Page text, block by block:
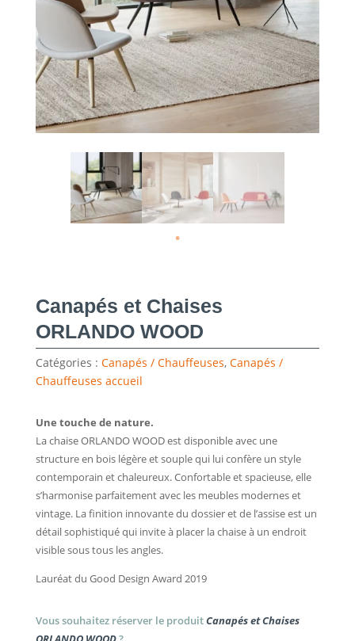
Canapés et Chaises
ORLANDO WOOD
Catégories : Canapés / Chauffeuses, Canapés /
Chauffeuses accueil
Une touche de nature.
La chaise ORLANDO WOOD est disponible avec une
structure en bois légère et souple qui lui confère un style
contemporain et chaleureux. Confortable et spacieuse, elle
s’harmonise parfaitement avec les meubles modernes et
vintage. La finition innovante du dossier et de l’assise est un
détail sophistiqué qui invite à placer la chaise à un endroit
visible sous tous les angles.
Lauréat du Good Design Award 2019
Vous souhaitez réserver le produitCanapés et Chaises